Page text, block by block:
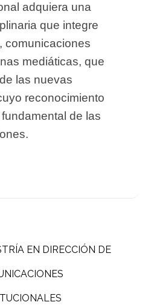
adquiera una
que integre
comunicaciones
mediáticas, que
las nuevas
reconocimiento
de las
EN DIRECCIÓN DE